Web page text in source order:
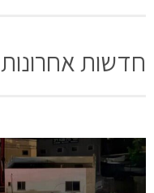
חדשות אחרונות